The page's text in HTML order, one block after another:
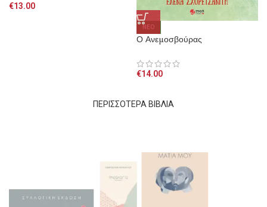
€13.00
NEO
Ο Ανεμοσβούρας
€14.00
ΠΕΡΙΣΣΟΤΕΡΑ ΒΙΒΛΙΑ